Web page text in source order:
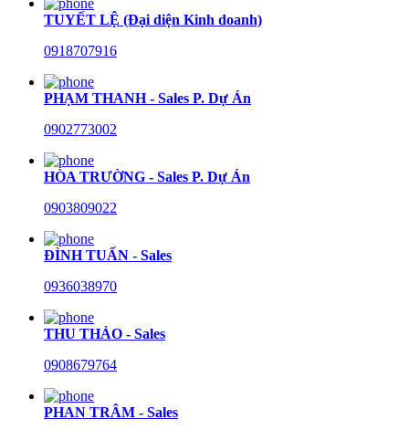
TUYẾT LỆ (Đại diện Kinh doanh)
0918707916
PHẠM THANH - Sales P. Dự Án
0902773002
HÒA TRƯỜNG - Sales P. Dự Án
0903809022
ĐÌNH TUẤN - Sales
0936038970
THU THẢO - Sales
0908679764
PHAN TRÂM - Sales